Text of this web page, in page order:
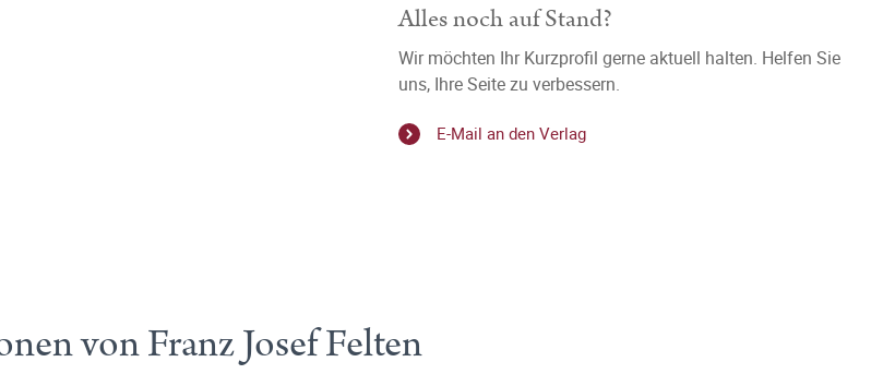
Alles noch auf Stand?
Wir möchten Ihr Kurzprofil gerne aktuell halten. Helfen Sie
uns, Ihre Seite zu verbessern.
E-Mail an den Verlag
von Franz Josef Felten